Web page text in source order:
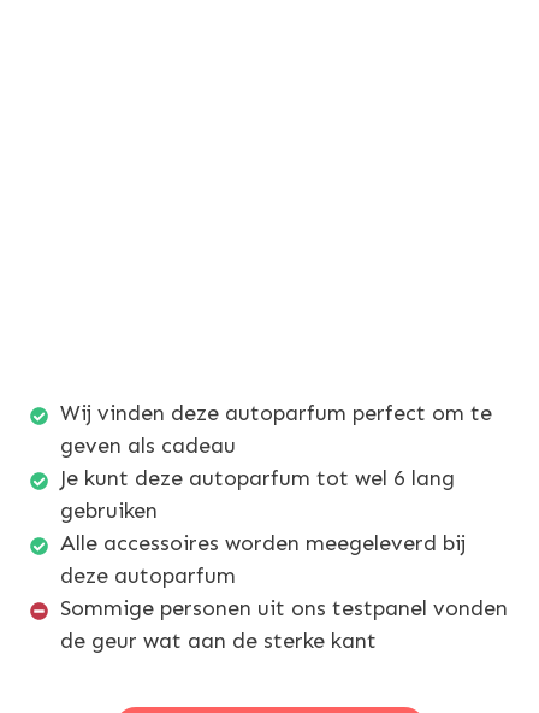
Wij vinden deze autoparfum perfect om te
geven als cadeau
Je kunt deze autoparfum tot wel 6 lang
gebruiken
Alle accessoires worden meegeleverd bij
deze autoparfum
Sommige personen uit ons testpanel vonden
de geur wat aan de sterke kant